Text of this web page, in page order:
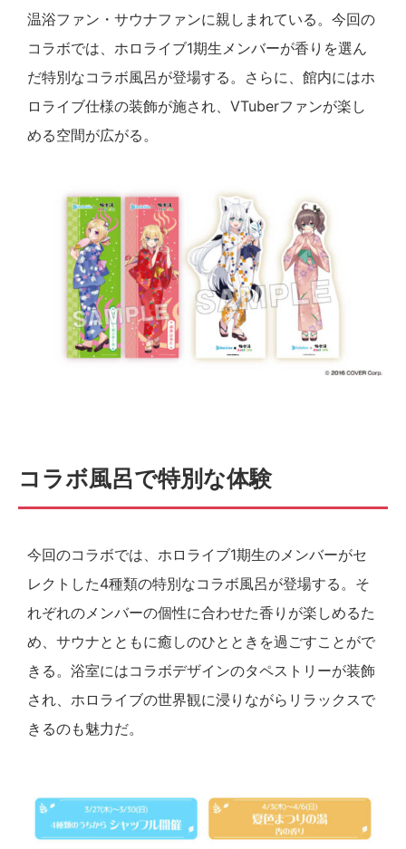
温浴ファン・サウナファンに親しまれている。今回の
コラボでは、ホロライブ1期生メンバーが香りを選ん
だ特別なコラボ風呂が登場する。さらに、館内にはホ
ロライブ仕様の装飾が施され、VTuberファンが楽し
める空間が広がる。
コラボ風呂で特別な体験
今回のコラボでは、ホロライブ1期生のメンバーがセ
レクトした4種類の特別なコラボ風呂が登場する。そ
れぞれのメンバーの個性に合わせた香りが楽しめるた
め、サウナとともに癒しのひとときを過ごすことがで
きる。浴室にはコラボデザインのタペストリーが装飾
され、ホロライブの世界観に浸りながらリラックスで
きるのも魅力だ。